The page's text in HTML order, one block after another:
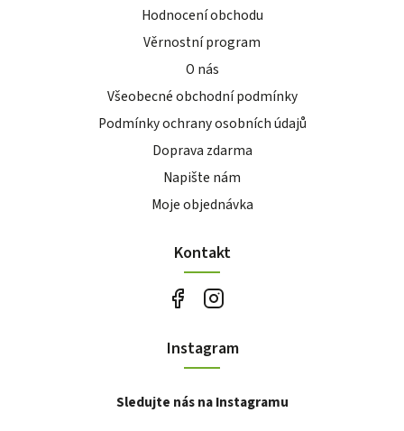
Hodnocení obchodu
Věrnostní program
O nás
Všeobecné obchodní podmínky
Podmínky ochrany osobních údajů
Doprava zdarma
Napište nám
Moje objednávka
Kontakt
Instagram
Sledujte nás na Instagramu